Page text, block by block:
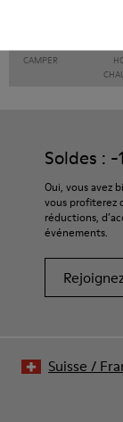
CAMPER
Soldes :
Oui, vous avez
vous profiterez
réductions,
événements.
Suisse /